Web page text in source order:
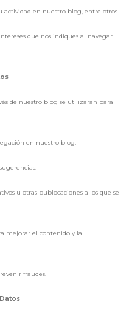
actividad en nuestro blog, entre otros.
que nos indiques al navegar
de nuestro blog se utilizarán para
en nuestro blog.
u otras publocaciones a los que se
mejorar el contenido y la
fraudes.